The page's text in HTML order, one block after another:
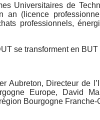
Universitaires de
an (licence
professionnels,
se transforment en BUT
Aubreton, Directeur de
Europe, David
Bourgogne